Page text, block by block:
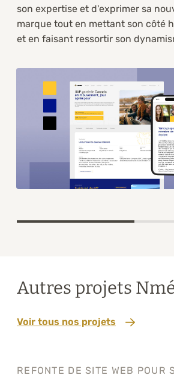
son expertise et d'exprimer sa
marque tout en mettant son côté
et en faisant ressortir son
Autres projets
Voir tous nos projets
REFONTE DE SITE WEB POUR